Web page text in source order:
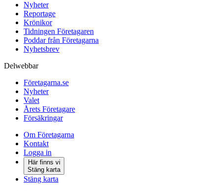
Nyheter
Reportage
Krönikor
Tidningen Företagaren
Poddar från Företagarna
Nyhetsbrev
Delwebbar
Företagarna.se
Nyheter
Valet
Årets Företagare
Försäkringar
Om Företagarna
Kontakt
Logga in
Här finns vi
Stäng karta
Stäng karta